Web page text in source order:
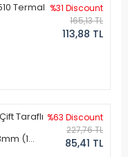
Termal %31 Discount
165,13 TL
113,88 TL
Taraflı
(1
%63 Discount
227,76 TL
85,41 TL